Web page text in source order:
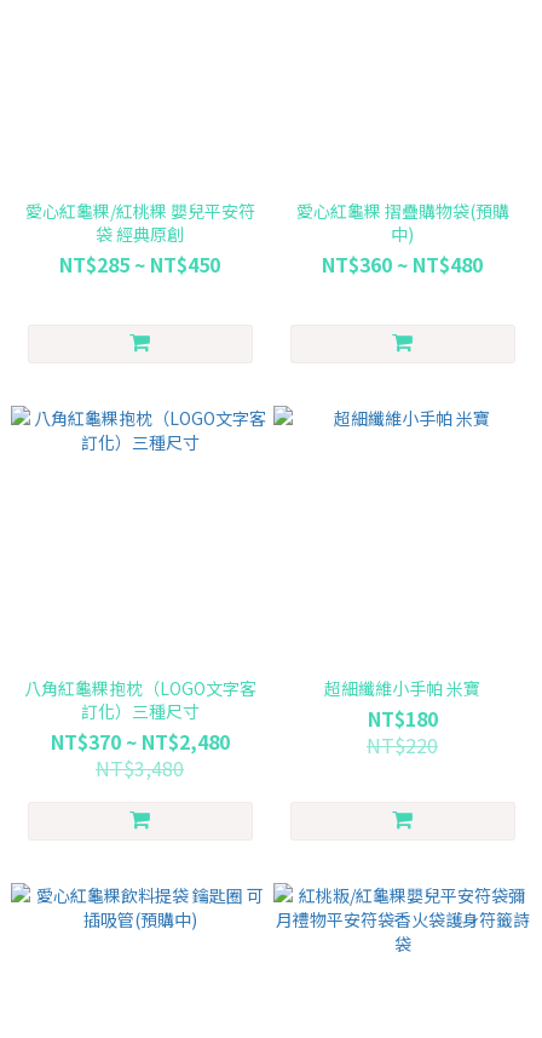
愛心紅龜粿/紅桃粿 嬰兒平安符
袋 經典原創
NT$285 ~ NT$450
愛心紅龜粿 摺疊購物袋(預購
中)
NT$360 ~ NT$480
八角紅龜粿抱枕（LOGO文字客
訂化）三種尺寸
NT$370 ~ NT$2,480
NT$3,480
超細纖維小手帕 米寶
NT$180
NT$220